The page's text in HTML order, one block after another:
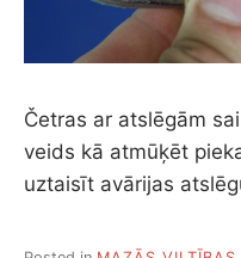
Četras ar atslēgām
veids kā atmūķēt
uztaisīt avārijas